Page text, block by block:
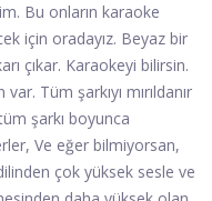
Bu onların karaoke
için oradayız. Beyaz bir
çıkar. Karaokeyi bilirsin.
Tüm şarkıyı mırıldanır
şarkı boyunca
Ve eğer bilmiyorsan,
çok yüksek sesle ve